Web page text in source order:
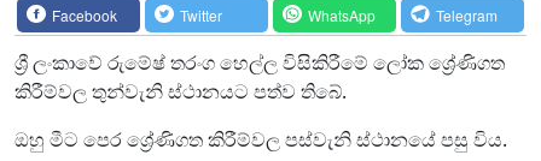
Facebook Twitter WhatsApp Telegram
ශ්‍රී ලංකාවේ රුමේෂ් තරංග හෙල්ල විසිකිරීමේ ලෝක ශ්‍රේණිගත
කිරීම්වල තුන්වැනි ස්ථානයට පත්ව තිබේ.
ඔහු මීට පෙර ශ්‍රේණිගත කිරීම්වල පස්වැනි ස්ථානයේ පසු විය.